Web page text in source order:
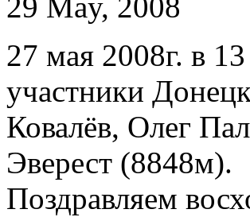
29 May, 2008
27 мая 2008г. в
участники
Ковалёв, Олег
Эверест (8848м).
Поздравляем